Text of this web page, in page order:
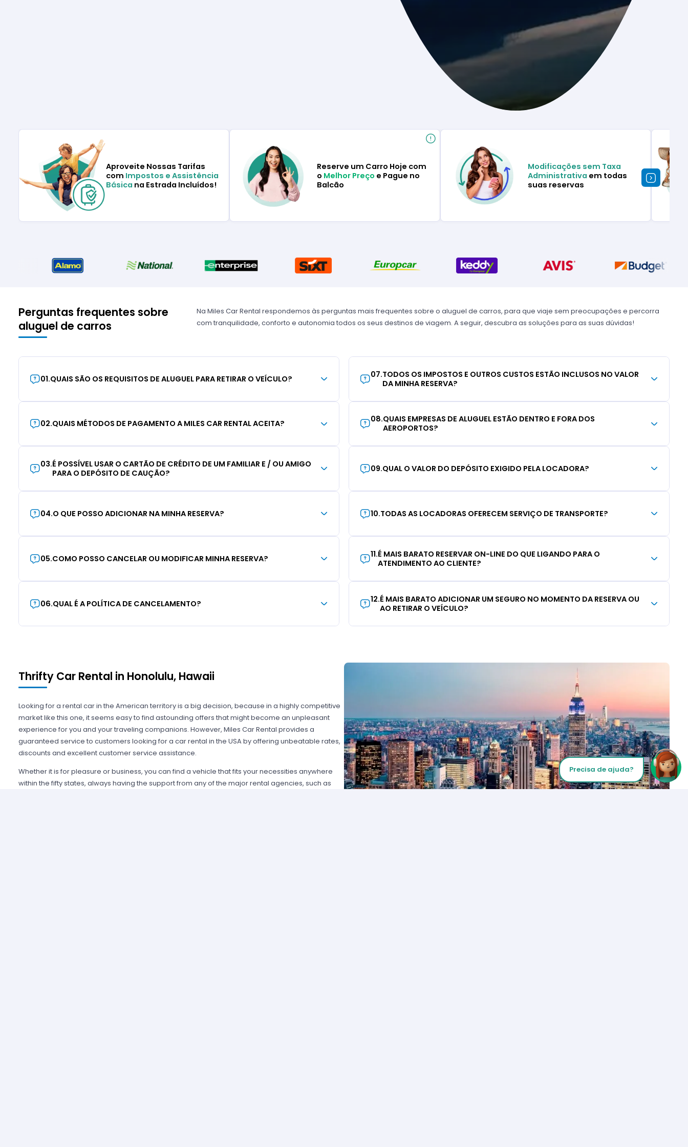
Aproveite Nossas Tarifas
com Impostos e Assistência
Básica na Estrada Incluídos!
Reserve um Carro Hoje com
o Melhor Preço e Pague no
Balcão
Modificações sem Taxa
Administrativa em todas
suas reservas
Perguntas frequentes sobre
aluguel de carros
Na Miles Car Rental respondemos às perguntas mais frequentes sobre o aluguel de carros, para que viaje sem preocupações e percorra
com tranquilidade, conforto e autonomia todos os seus destinos de viagem. A seguir, descubra as soluções para as suas dúvidas!
01.QUAIS SÃO OS REQUISITOS DE ALUGUEL PARA RETIRAR O VEÍCULO?
02.QUAIS MÉTODOS DE PAGAMENTO A MILES CAR RENTAL ACEITA?
03.É POSSÍVEL USAR O CARTÃO DE CRÉDITO DE UM FAMILIAR E / OU AMIGO
PARA O DEPÓSITO DE CAUÇÃO?
04.O QUE POSSO ADICIONAR NA MINHA RESERVA?
05.COMO POSSO CANCELAR OU MODIFICAR MINHA RESERVA?
06.QUAL É A POLÍTICA DE CANCELAMENTO?
07.TODOS OS IMPOSTOS E OUTROS CUSTOS ESTÃO INCLUSOS NO VALOR
DA MINHA RESERVA?
08.QUAIS EMPRESAS DE ALUGUEL ESTÃO DENTRO E FORA DOS
AEROPORTOS?
09.QUAL O VALOR DO DEPÓSITO EXIGIDO PELA LOCADORA?
10.TODAS AS LOCADORAS OFERECEM SERVIÇO DE TRANSPORTE?
11.É MAIS BARATO RESERVAR ON-LINE DO QUE LIGANDO PARA O
ATENDIMENTO AO CLIENTE?
12.É MAIS BARATO ADICIONAR UM SEGURO NO MOMENTO DA RESERVA OU
AO RETIRAR O VEÍCULO?
Thrifty Car Rental in Honolulu, Hawaii
Looking for a rental car in the American territory is a big decision, because in a highly competitive
market like this one, it seems easy to find astounding offers that might become an unpleasant
experience for you and your traveling companions. However, Miles Car Rental provides a
guaranteed service to customers looking for a car rental in the USA by offering unbeatable rates,
discounts and excellent customer service assistance.
Whether it is for pleasure or business, you can find a vehicle that fits your necessities anywhere
within the fifty states, always having the support from any of the major rental agencies, such as
Precisa de ajuda?